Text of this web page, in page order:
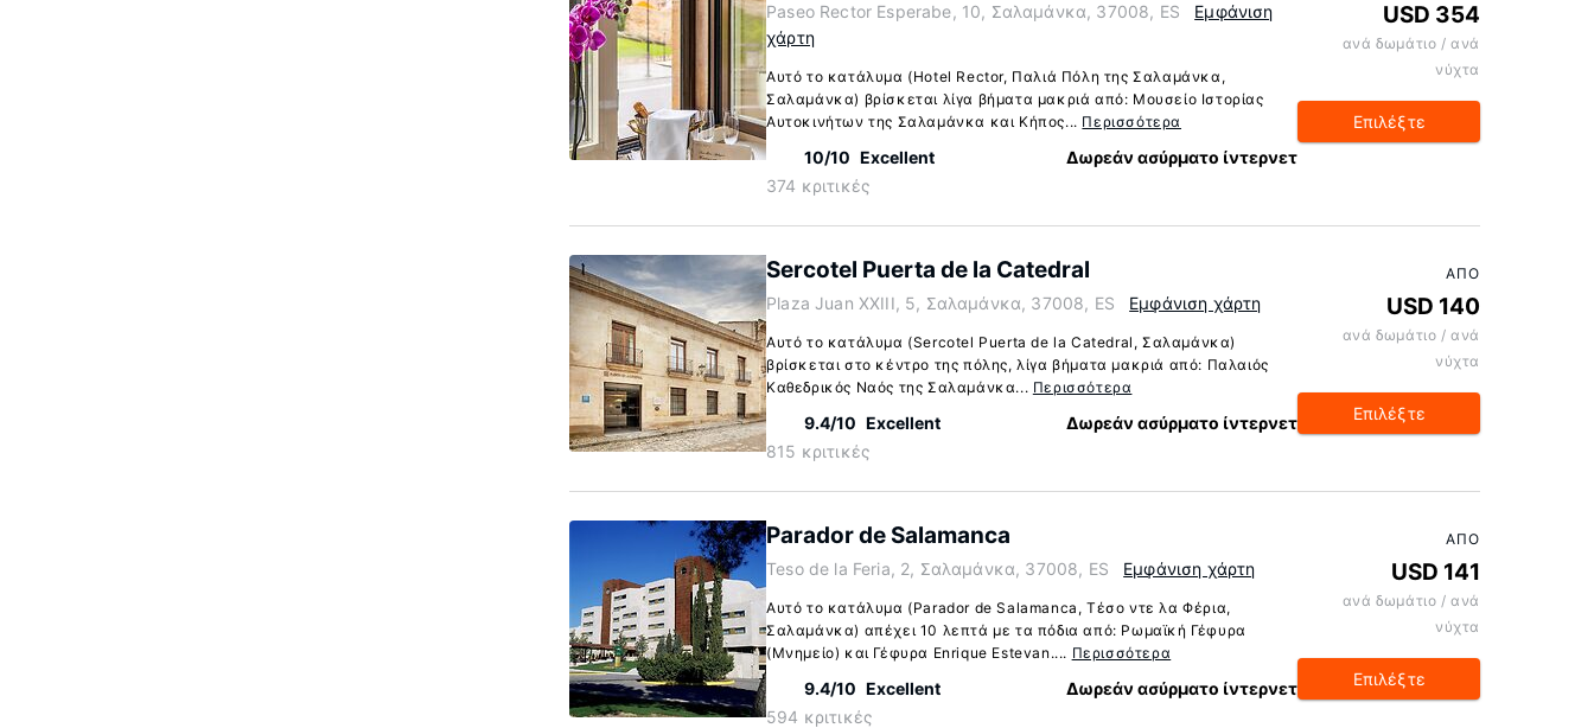
Paseo Rector Esperabe, 10, Σαλαμάνκα, 37008, ES
Εμφάνιση
χάρτη
Αυτό το κατάλυμα (Hotel Rector, Παλιά Πόλη της Σαλαμάνκα,
Σαλαμάνκα) βρίσκεται λίγα βήματα μακριά από: Μουσείο Ιστορίας
Αυτοκινήτων της Σαλαμάνκα και Κήπος... Περισσότερα
10/10 Excellent
374 κριτικές
Δωρεάν ασύρματο ίντερνετ
USD 354
ανά δωμάτιο / ανά
νύχτα
Επιλέξτε
Sercotel Puerta de la Catedral
Plaza Juan XXIII, 5, Σαλαμάνκα, 37008, ES Εμφάνιση χάρτη
Αυτό το κατάλυμα (Sercotel Puerta de la Catedral, Σαλαμάνκα)
βρίσκεται στο κέντρο της πόλης, λίγα βήματα μακριά από: Παλαιός
Καθεδρικός Ναός της Σαλαμάνκα... Περισσότερα
9.4/10 Excellent
815 κριτικές
Δωρεάν ασύρματο ίντερνετ
ΑΠΌ
USD 140
ανά δωμάτιο / ανά
νύχτα
Επιλέξτε
Parador de Salamanca
Teso de la Feria, 2, Σαλαμάνκα, 37008, ES Εμφάνιση χάρτη
Αυτό το κατάλυμα (Parador de Salamanca, Τέσο ντε λα Φέρια,
Σαλαμάνκα) απέχει 10 λεπτά με τα πόδια από: Ρωμαϊκή Γέφυρα
(Μνημείο) και Γέφυρα Enrique Estevan.... Περισσότερα
9.4/10 Excellent
594 κριτικές
Δωρεάν ασύρματο ίντερνετ
ΑΠΌ
USD 141
ανά δωμάτιο / ανά
νύχτα
Επιλέξτε